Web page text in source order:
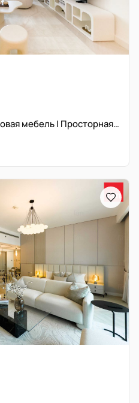
Горячее предложение | Новая мебель | Просторная гостиная